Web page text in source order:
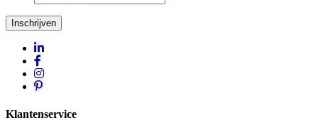
Inschrijven
Klantenservice